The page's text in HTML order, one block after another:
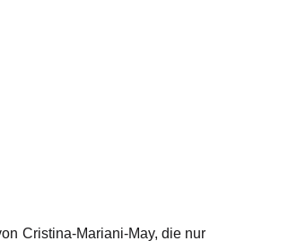
Cristina-Mariani-May, die nur